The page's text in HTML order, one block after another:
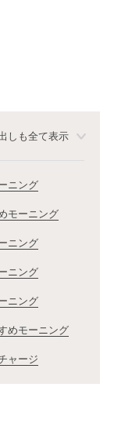
しも全て表示
ニング
モーニング
ニング
ニング
ニング
めモーニング
ャージ